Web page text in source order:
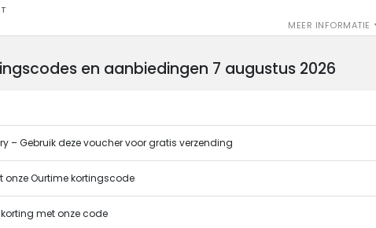
MEER INFORMATIE
en aanbiedingen 7 augustus 2026
– Gebruik deze voucher voor gratis verzending
onze Ourtime kortingscode
met onze code